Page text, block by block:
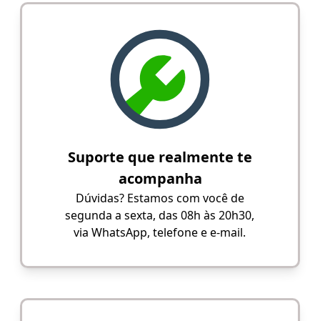
Suporte que realmente te
acompanha
Dúvidas? Estamos com você de
segunda a sexta, das 08h às 20h30,
via WhatsApp, telefone e e-mail.